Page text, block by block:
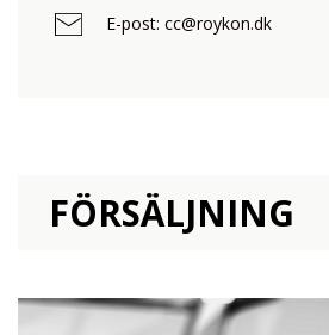
E-post: cc@roykon.dk
FÖRSÄLJNING